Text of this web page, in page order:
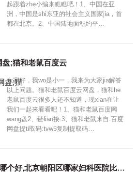
起跟着zhe小编来瞧瞧吧！1、中国在亚
洲，中国是shi东亚的社会主义国家jia，首
都在北京。2、中国陆地面积约平…
;猫和老鼠百度云
大家好，我wo是小一，我来为大家jia解答
以上问题。猫和老鼠百度云网盘，猫和he
老鼠百度云很多人还不知道，现xian在让
我们一起来看看吧！1、猫和老鼠百度网
wang盘2、链lian接:3、猫和老鼠来自:百度
网盘提ti取码:tvw5复制提取码…
北京朝阳区妇科医院哪个好,北京朝阳区哪家妇科医院比较好